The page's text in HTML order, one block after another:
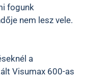
fogunk
nem lesz vele.
a
Visumax 600-as